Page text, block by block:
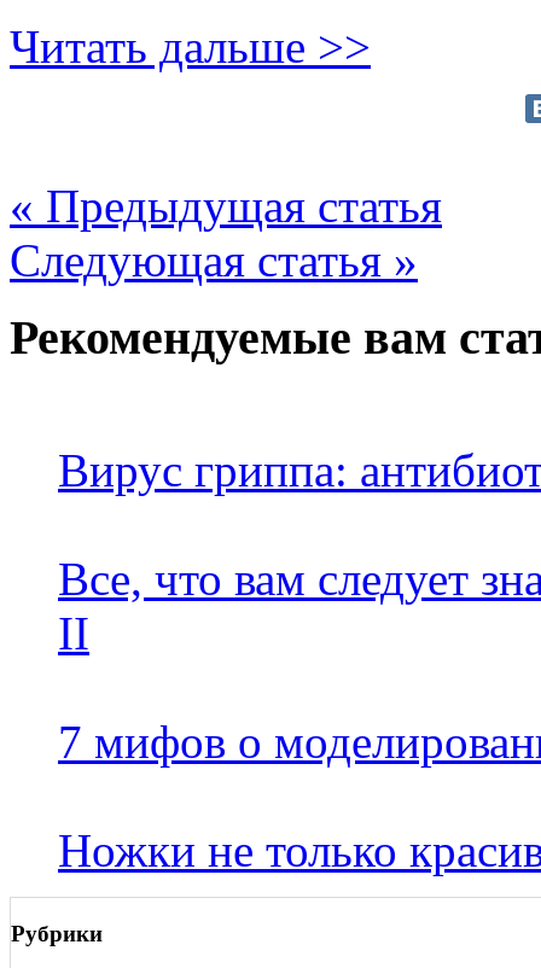
Читать дальше >>
« Предыдущая статья
Следующая статья »
Рекомендуемые вам
Вирус гриппа:
Все, что вам следует
II
7 мифов о
Ножки не только
Рубрики